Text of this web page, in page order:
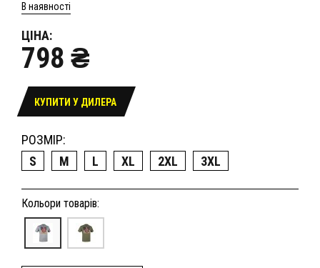
В наявності
ЦІНА:
798 ₴
КУПИТИ У ДИЛЕРА
РОЗМІР:
S
M L XL 2XL 3XL
Кольори товарів: